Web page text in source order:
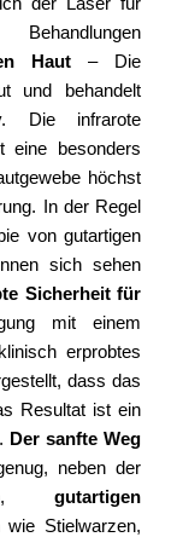
Behandlungen
Haut – Die
und behandelt
Die infrarote
eine besonders
höchst
In der Regel
von gutartigen
sich sehen
Sicherheit für
mit einem
erprobtes
dass das
Resultat ist ein
Der sanfte Weg
neben der
gutartigen
wie Stielwarzen,